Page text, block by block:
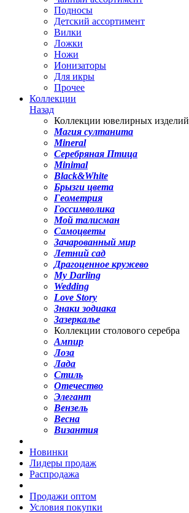
Подносы
Детский ассортимент
Вилки
Ложки
Ножи
Ионизаторы
Для икры
Прочее
Коллекции
Назад
Коллекции ювелирных изделий
Магия султанита
Mineral
Серебряная Птица
Minimal
Black&White
Брызги цвета
Геометрия
Госсимволика
Мой талисман
Самоцветы
Зачарованный мир
Летний сад
Драгоценное кружево
My Darling
Wedding
Love Story
Знаки зодиака
Зазеркалье
Коллекции столового серебра
Ампир
Лоза
Лада
Стиль
Отечество
Элегант
Вензель
Весна
Византия
Новинки
Лидеры продаж
Распродажа
Продажи оптом
Условия покупки